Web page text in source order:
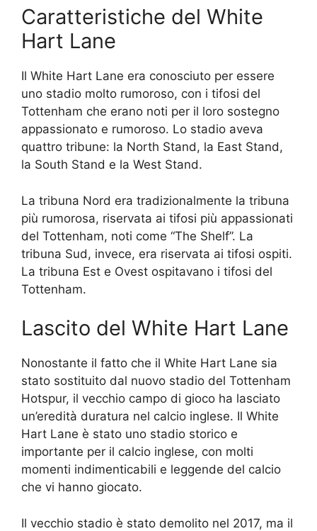
Caratteristiche del White
Hart Lane
Il White Hart Lane era conosciuto per essere
uno stadio molto rumoroso, con i tifosi del
Tottenham che erano noti per il loro sostegno
appassionato e rumoroso. Lo stadio aveva
quattro tribune: la North Stand, la East Stand,
la South Stand e la West Stand.
La tribuna Nord era tradizionalmente la tribuna
più rumorosa, riservata ai tifosi più appassionati
del Tottenham, noti come “The Shelf”. La
tribuna Sud, invece, era riservata ai tifosi ospiti.
La tribuna Est e Ovest ospitavano i tifosi del
Tottenham.
Lascito del White Hart Lane
Nonostante il fatto che il White Hart Lane sia
stato sostituito dal nuovo stadio del Tottenham
Hotspur, il vecchio campo di gioco ha lasciato
un’eredità duratura nel calcio inglese. Il White
Hart Lane è stato uno stadio storico e
importante per il calcio inglese, con molti
momenti indimenticabili e leggende del calcio
che vi hanno giocato.
Il vecchio stadio è stato demolito nel 2017, ma il